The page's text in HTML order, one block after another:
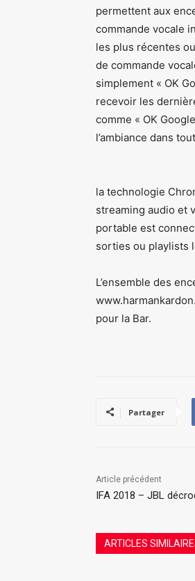
permettent aux
commande vocale
les plus récentes
de commande
simplement « OK
recevoir les
comme « OK
l’ambiance dans
la technologie
streaming audio et
portable est
sorties ou playlists
L’ensemble des
pour la Bar.
Partager
Article précédent
IFA 2018 – JBL
ARTICLES